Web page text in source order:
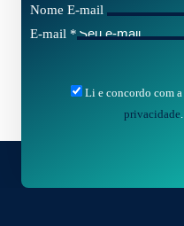
Nome E-mail
E-mail *
Li e concordo com a
privacidade.